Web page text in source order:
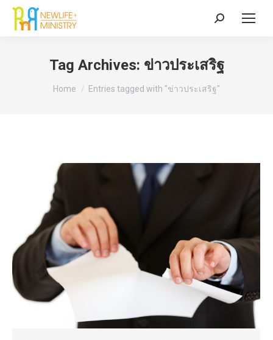
Search:
Tag Archives: ข่าวประเสริฐ
You are here:
Home Entries tagged with "ข่าวประเสริฐ"